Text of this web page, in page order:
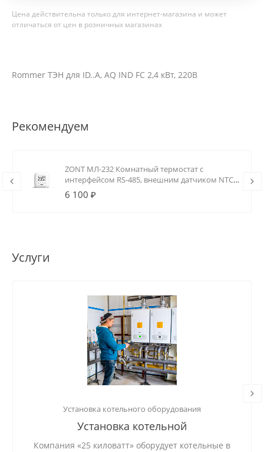
Цена действительна только для интернет-магазина и может
отличаться от цен в розничных магазинах
Rommer ТЭН для ID..A, AQ IND FC 2,4 кВт, 220B
Рекомендуем
ZONT МЛ-232 Комнатный термостат с
интерфейсом RS-485, внешним датчиком NTC
и реле (0.5А)
6 100 ₽
Услуги
Установка котельного оборудования
Установка котельной
Компания «25 киловатт» оборудует котельные в